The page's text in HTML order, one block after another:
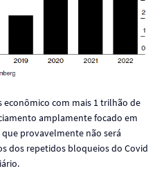
com mais 1 trilhão de
amplamente focado em
provavelmente não será
dos repetidos bloqueios do Covid